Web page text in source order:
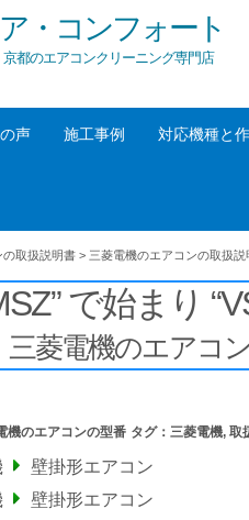
・コンフォート
都のエアコンクリーニング専門店
声 施工事例 対応機種と
の取扱説明書 > 三菱電機のエアコンの取扱説
で始まり
三菱電機のエアコ
機のエアコンの型番 タグ： 三菱電機, 取
壁掛形エアコン
壁掛形エアコン